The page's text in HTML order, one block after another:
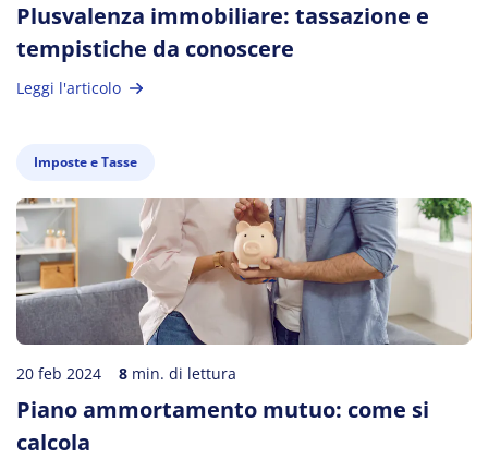
Plusvalenza immobiliare: tassazione e
tempistiche da conoscere
Leggi l'articolo
Imposte e Tasse
20 feb 2024 8 min. di lettura
Piano ammortamento mutuo: come si
calcola